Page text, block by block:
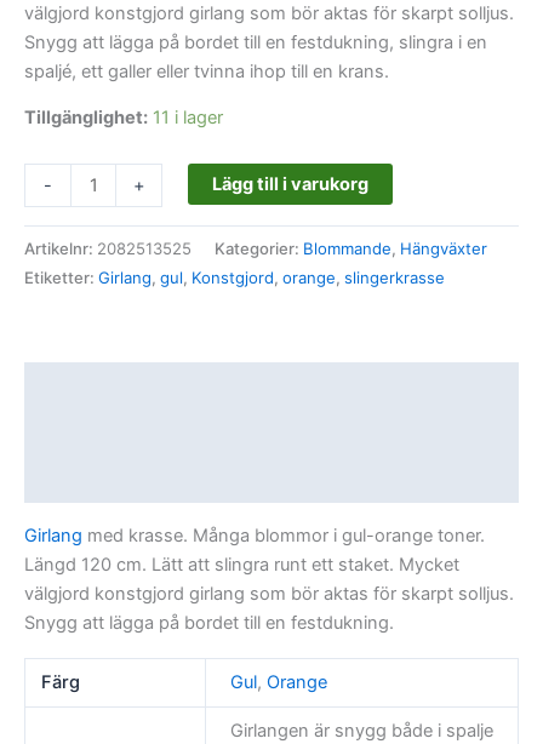
välgjord konstgjord girlang som bör aktas för skarpt solljus.
Snygg att lägga på bordet till en festdukning, slingra i en
spaljé, ett galler eller tvinna ihop till en krans.
Tillgänglighet: 11 i lager
- + Lägg till i varukorg
Artikelnr: 2082513525 Kategorier: Blommande, Hängväxter
Etiketter: Girlang, gul, Konstgjord, orange, slingerkrasse
Girlang med krasse. Många blommor i gul-orange toner.
Längd 120 cm. Lätt att slingra runt ett staket. Mycket
välgjord konstgjord girlang som bör aktas för skarpt solljus.
Snygg att lägga på bordet till en festdukning.
Färg Gul, Orange
Girlangen är snygg både i spalje